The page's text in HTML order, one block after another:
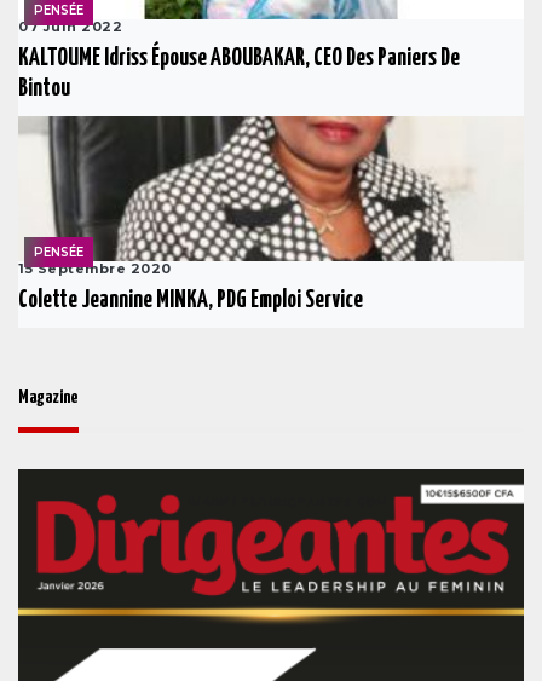
PENSÉE
07 Juin 2022
KALTOUME Idriss Épouse ABOUBAKAR, CEO Des Paniers De
Bintou
PENSÉE
15 Septembre 2020
Colette Jeannine MINKA, PDG Emploi Service
Magazine